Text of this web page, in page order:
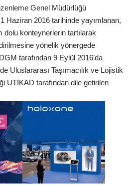
Genel Müdürlüğü
Haziran 2016 tarihinde yayımlanan,
konteynerlerin tartılarak
yönelik yönergede
tarafından 9 Eylül 2016’da
Uluslararası Taşımacılık ve Lojistik
UTİKAD tarafından dile getirilen